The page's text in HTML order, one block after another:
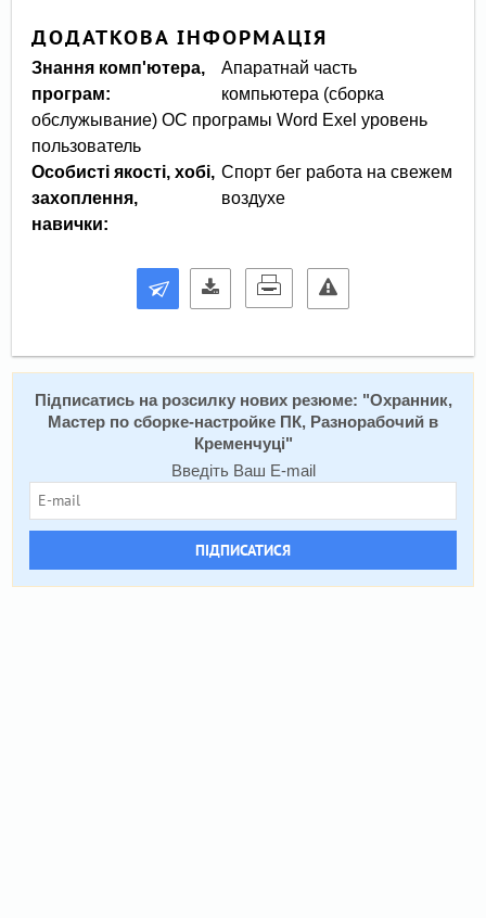
ДОДАТКОВА ІНФОРМАЦІЯ
Знання комп'ютера,
програм:
Апаратнай часть
компьютера (сборка
обслужывание) ОС програмы Word Exel уровень
пользователь
Особисті якості, хобі,
захоплення,
навички:
Спорт бег работа на свежем
воздухе
Підписатись на розсилку нових резюме: "Охранник,
Мастер по сборке-настройке ПК, Разнорабочий в
Кременчуці"
Введіть Ваш E-mail
ПІДПИСАТИСЯ